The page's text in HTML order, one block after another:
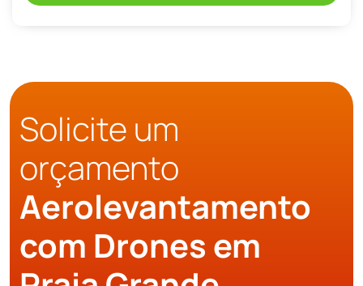
Solicite um
orçamento
Aerolevantamento
com Drones em